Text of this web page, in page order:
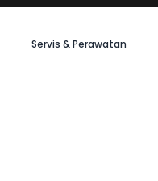
Servis & Perawatan